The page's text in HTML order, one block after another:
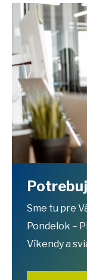
Sme tu pre
Pondelok –
Víkendy a